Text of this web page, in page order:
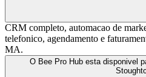
CRM completo, automacao de
telefonico, agendamento e
MA.
O Bee Pro Hub esta disponivel